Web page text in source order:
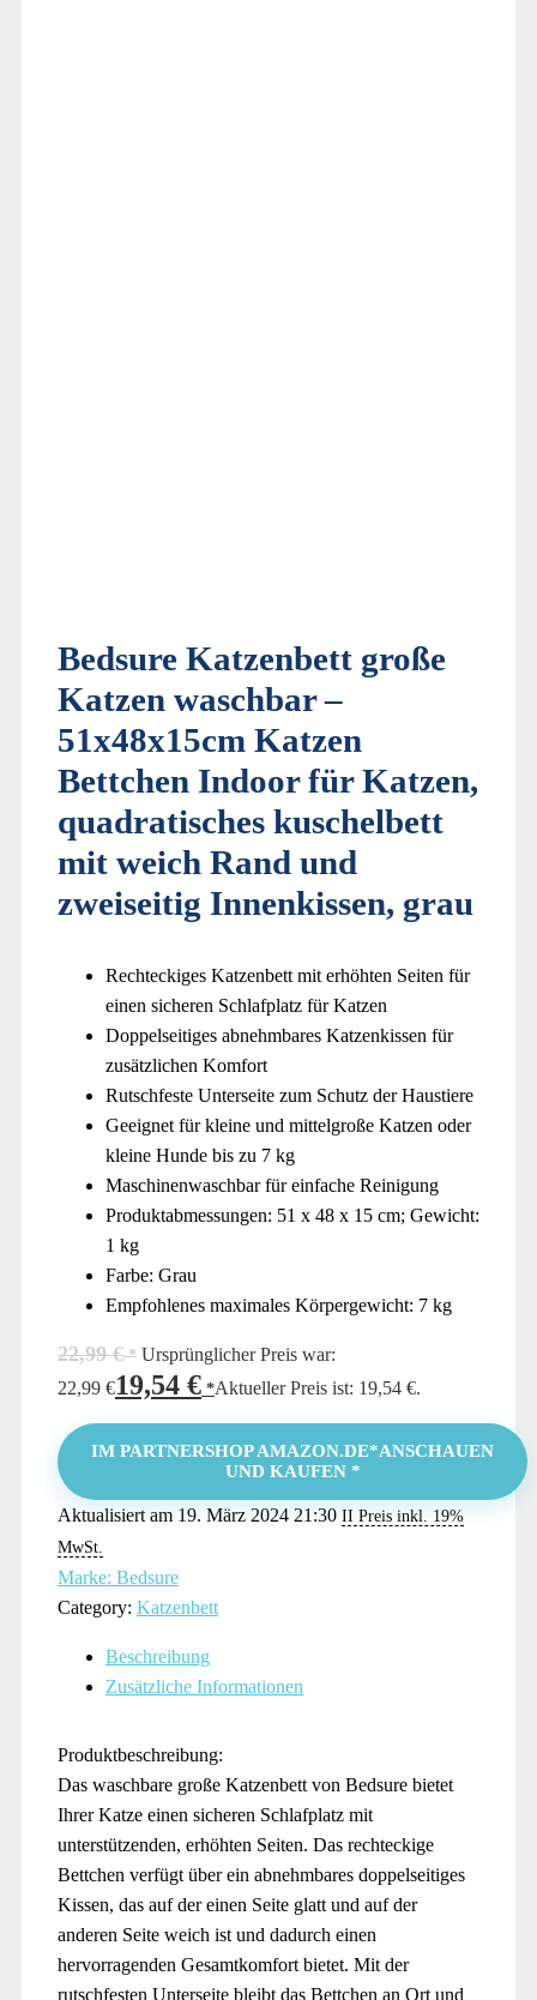
Bedsure Katzenbett große
Katzen waschbar –
51x48x15cm Katzen
Bettchen Indoor für Katzen,
quadratisches kuschelbett
mit weich Rand und
zweiseitig Innenkissen, grau
Rechteckiges Katzenbett mit erhöhten Seiten für
einen sicheren Schlafplatz für Katzen
Doppelseitiges abnehmbares Katzenkissen für
zusätzlichen Komfort
Rutschfeste Unterseite zum Schutz der Haustiere
Geeignet für kleine und mittelgroße Katzen oder
kleine Hunde bis zu 7 kg
Maschinenwaschbar für einfache Reinigung
Produktabmessungen: 51 x 48 x 15 cm; Gewicht:
1 kg
Farbe: Grau
Empfohlenes maximales Körpergewicht: 7 kg
22,99€
Ursprünglicher Preis war:
22,99 €19,54 € Aktueller Preis ist: 19,54 €.
IM PARTNERSHOP AMAZON.DE*ANSCHAUEN
UND KAUFEN *
Aktualisiert am 19. März 2024 21:30 II Preis inkl. 19%
MwSt.
Marke: Bedsure
Category: Katzenbett
Beschreibung
Zusätzliche Informationen
Produktbeschreibung:
Das waschbare große Katzenbett von Bedsure bietet
Ihrer Katze einen sicheren Schlafplatz mit
unterstützenden, erhöhten Seiten. Das rechteckige
Bettchen verfügt über ein abnehmbares doppelseitiges
Kissen, das auf der einen Seite glatt und auf der
anderen Seite weich ist und dadurch einen
hervorragenden Gesamtkomfort bietet. Mit der
rutschfesten Unterseite bleibt das Bettchen an Ort und